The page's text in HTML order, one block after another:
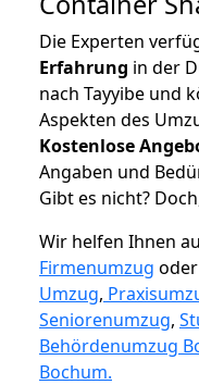
Die Experten
Erfahrung in der
nach Tayyibe und
Aspekten des
Kostenlose
Angaben und
Gibt es nicht?
Wir helfen Ihnen
Firmenumzug
Umzug,
Seniorenumzug,
Behördenumzug
Bochum.